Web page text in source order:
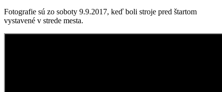
Fotografie sú zo soboty 9.9.2017, keď boli stroje pred štartom
vystavené v strede mesta.